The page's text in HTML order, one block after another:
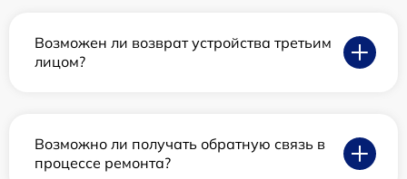
Возможен ли возврат устройства третьим
лицом?
Возможно ли получать обратную связь в
процессе ремонта?